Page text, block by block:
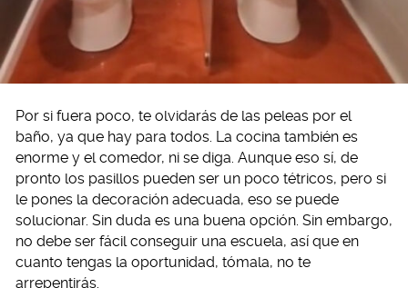
Por si fuera poco, te olvidarás de las peleas por el
baño, ya que hay para todos. La cocina también es
enorme y el comedor, ni se diga. Aunque eso sí, de
pronto los pasillos pueden ser un poco tétricos, pero si
le pones la decoración adecuada, eso se puede
solucionar. Sin duda es una buena opción. Sin embargo,
no debe ser fácil conseguir una escuela, así que en
cuanto tengas la oportunidad, tómala, no te
arrepentirás.